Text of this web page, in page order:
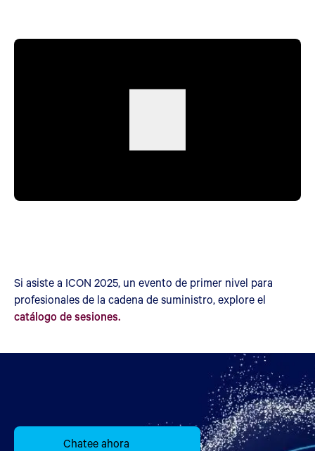
Si asiste a ICON 2025, un evento de primer nivel para
profesionales de la cadena de suministro, explore el
catálogo de sesiones.
Chatee ahora